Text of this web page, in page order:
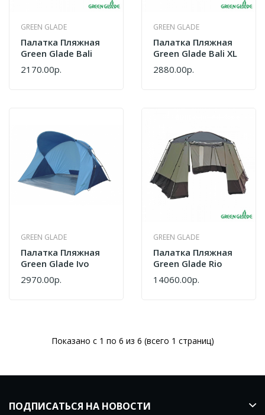
GREEN GLADE
Палатка Пляжная
Green Glade Bali
2170.00р.
GREEN GLADE
Палатка Пляжная
Green Glade Bali XL
2880.00р.
GREEN GLADE
Палатка Пляжная
Green Glade Ivo
2970.00р.
GREEN GLADE
Палатка Пляжная
Green Glade Rio
14060.00р.
Показано с 1 по 6 из 6 (всего 1 страниц)
ПОДПИСАТЬСЯ НА НОВОСТИ